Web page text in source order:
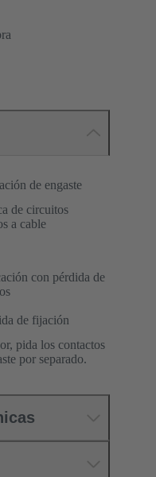
de engaste
de circuitos
a cable
con pérdida de
de fijación
pida los contactos
por separado.